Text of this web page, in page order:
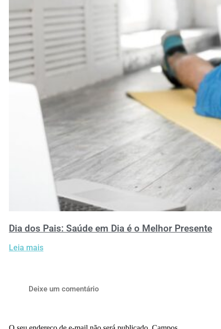
Dia dos Pais: Saúde em Dia é o Melhor Presente
Leia mais
Deixe um comentário